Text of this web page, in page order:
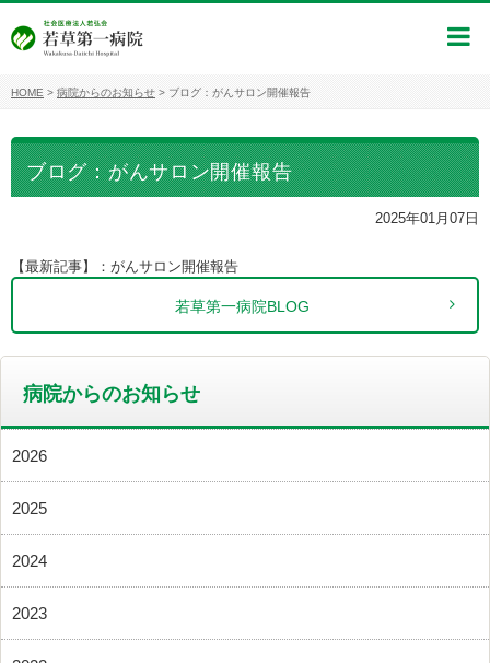
HOME > 病院からのお知らせ > ブログ：がんサロン開催報告
ブログ：がんサロン開催報告
2025年01月07日
【最新記事】：がんサロン開催報告
若草第一病院BLOG
病院からのお知らせ
2026
2025
2024
2023